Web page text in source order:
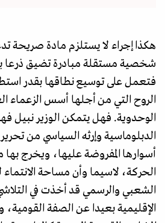
هكذا إجراء لا يستلزم مادة صريحة
شخصية مستقلة مبادرة تضيق ذرعا
فتعمل على توسيع نطاقها بقدر
الروح التي من أجلها أسس الزعماء
الوحدوية. فهل يتمكن الوزير نبيل
الدبلوماسية وإرثه السياسي من
أسوارها المفروضة عليها، ويخرج بها
الحركة، لاسيما وأن مساحة
الشعبي والرسمي قد أخذت في
الإقليمية بعيدا عن الصفة